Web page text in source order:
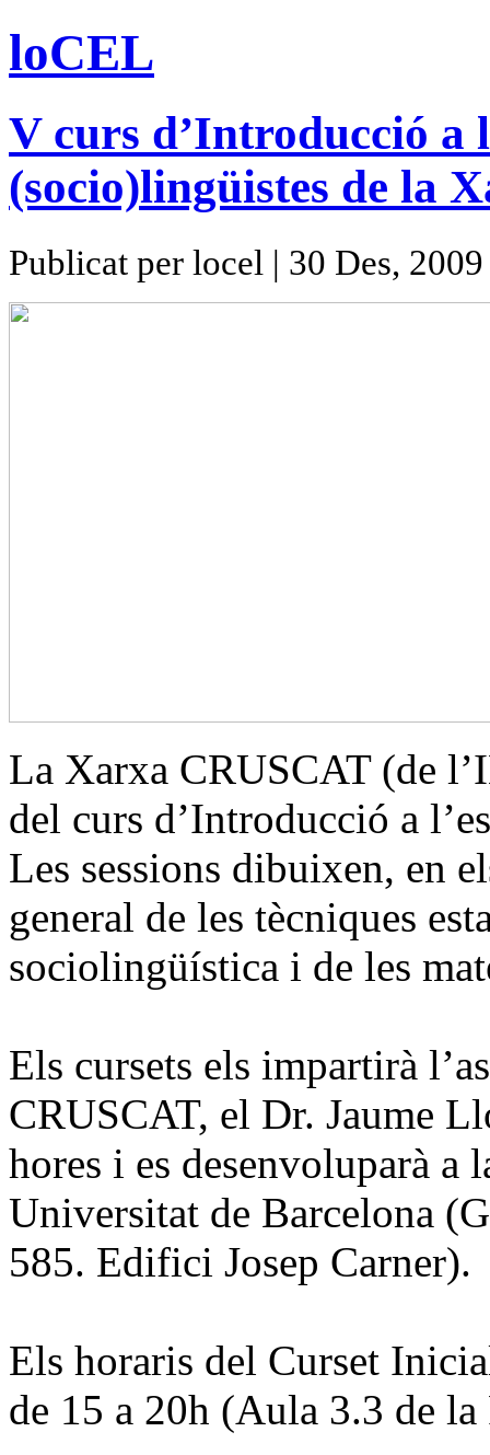
loCEL
V curs d’Introducció a
(socio)lingüistes de la
Publicat per locel | 30 Des, 2009
La Xarxa CRUSCAT (de
del curs d’Introducció a
Les sessions dibuixen, en
general de les tècniques
sociolingüística i de les
Els cursets els impartirà
CRUSCAT, el Dr. Jaume
hores i es desenvoluparà
Universitat de Barcelona
585. Edifici Josep Carner).
Els horaris del Curset
de 15 a 20h (Aula 3.3 de